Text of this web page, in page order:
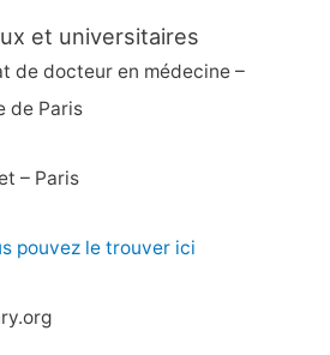
et universitaires
de docteur en médecine –
de Paris
– Paris
pouvez le trouver ici